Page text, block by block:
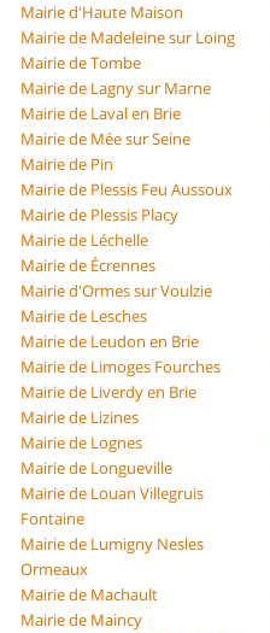
Mairie d'Haute Maison
Mairie de Madeleine sur Loing
Mairie de Tombe
Mairie de Lagny sur Marne
Mairie de Laval en Brie
Mairie de Mée sur Seine
Mairie de Pin
Mairie de Plessis Feu Aussoux
Mairie de Plessis Placy
Mairie de Léchelle
Mairie de Écrennes
Mairie d'Ormes sur Voulzie
Mairie de Lesches
Mairie de Leudon en Brie
Mairie de Limoges Fourches
Mairie de Liverdy en Brie
Mairie de Lizines
Mairie de Lognes
Mairie de Longueville
Mairie de Louan Villegruis
Fontaine
Mairie de Lumigny Nesles
Ormeaux
Mairie de Machault
Mairie de Maincy